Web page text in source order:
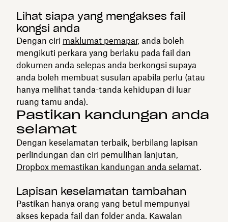
Lihat siapa yang mengakses fail
kongsi anda
Dengan ciri maklumat pemapar, anda boleh
mengikuti perkara yang berlaku pada fail dan
dokumen anda selepas anda berkongsi supaya
anda boleh membuat susulan apabila perlu (atau
hanya melihat tanda-tanda kehidupan di luar
ruang tamu anda).
Pastikan kandungan anda
selamat
Dengan keselamatan terbaik, berbilang lapisan
perlindungan dan ciri pemulihan lanjutan,
Dropbox memastikan kandungan anda selamat.
Lapisan keselamatan tambahan
Pastikan hanya orang yang betul mempunyai
akses kepada fail dan folder anda. Kawalan